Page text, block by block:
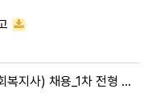
[서류심사공고] 자활사례관리사(사회복지사) 채용_1차 전형 합격자 공고